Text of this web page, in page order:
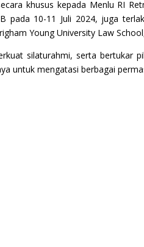
khusus kepada Menlu RI
pada 10-11 Juli 2024, juga
Young University Law
silaturahmi, serta bertukar
untuk mengatasi berbagai